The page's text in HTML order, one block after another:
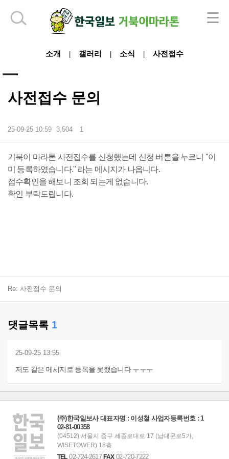
소개 갤러리 소식 사전접수
사전접수 문의
25-09-25 10:59 3,504 1
본문
거북이 마라톤 사전접수를 신청했는데 신청 버튼을 누르니 "이
미 등록하였습니다." 라는 메시지가 나옵니다.
접수확인을 해보니 조회 되는게 없습니다.
확인 부탁드립니다.
Re: 사전접수 문의
댓글목록 1
25-09-25 13:55
저도 같은 메시지로 등록을 못했습니다 ㅜㅜㅜ
하단 영역
(주)한국일보사 대표자명 : 이성철 사업자등록번호 : 1
02-81-00358
(04512) 서울시 중구 세종로대로 17 (남대문로5가,
WISETOWER) 18층
TEL02-724-2617FAX02-720-7222